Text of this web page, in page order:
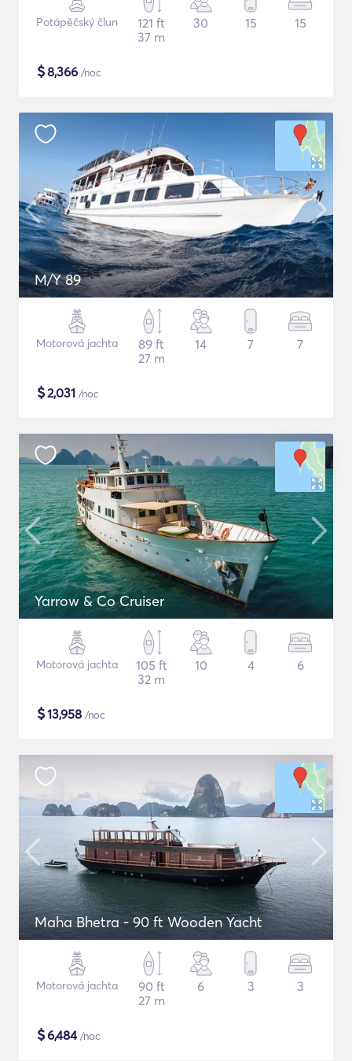
Potápěčský člun
121 ft
37 m
30 15 15
$8,366 /noc
M/Y 89
Motorová jachta
89 ft
27 m
14 7 7
$2,031 /noc
Yarrow & Co Cruiser
Motorová jachta
105 ft
32 m
10 4 6
$13,958 /noc
Maha Bhetra - 90 ft Wooden Yacht
Motorová jachta
90 ft
27 m
6 3 3
$6,484/noc